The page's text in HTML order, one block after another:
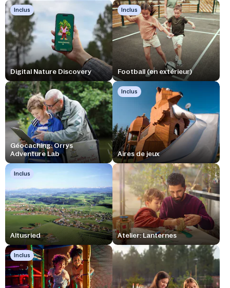
Inclus
Digital Nature Discovery
Inclus
Football (en extérieur)
Géocaching: Orrys
Adventure Lab
Inclus
Aires de jeux
Inclus
Altusried Atelier: Lanternes
Inclus